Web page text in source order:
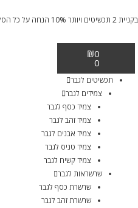
בקניית 2 תכשיטים ויותר 10% הנחה על כל הסל
₪0
0
תכשיטים לגבר
צמידים לגבר
צמיד כסף לגבר
צמיד זהב לגבר
צמיד אבנים לגבר
צמיד טניס לגבר
צמיד קשיח לגבר
שרשראות לגבר
שרשרת כסף לגבר
שרשרת זהב לגבר